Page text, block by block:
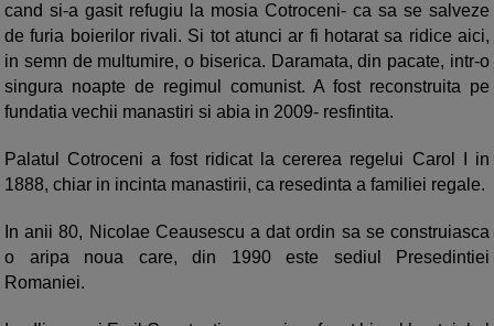
cand si-a gasit refugiu la mosia Cotroceni- ca sa se salveze
de furia boierilor rivali. Si tot atunci ar fi hotarat sa ridice aici,
in semn de multumire, o biserica. Daramata, din pacate, intr-o
singura noapte de regimul comunist. A fost reconstruita pe
fundatia vechii manastiri si abia in 2009- resfintita.
Palatul Cotroceni a fost ridicat la cererea regelui Carol I in
1888, chiar in incinta manastirii, ca resedinta a familiei regale.
In anii 80, Nicolae Ceausescu a dat ordin sa se construiasca
o aripa noua care, din 1990 este sediul Presedintiei
Romaniei.